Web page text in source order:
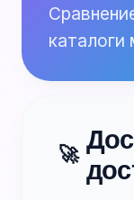
каталоги
🚀